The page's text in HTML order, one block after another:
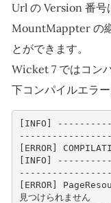
Url の Version 番号
MountMappter の
とができます。
Wicket 7 ではコン
下コンパイルエラー
[ INFO ]
[ ERROR ]
[ INFO ]
[ ERROR ]
見つけられません